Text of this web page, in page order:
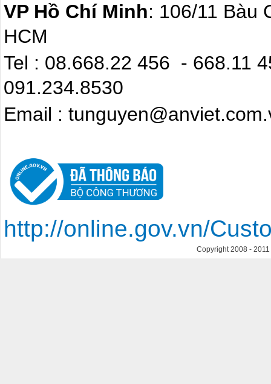
VP Hồ Chí Minh: 106/11 Bàu
HCM
Tel : 08.668.22
091.234.8530
Email :
http://online.gov.vn/
Copyright 2008 - 2011